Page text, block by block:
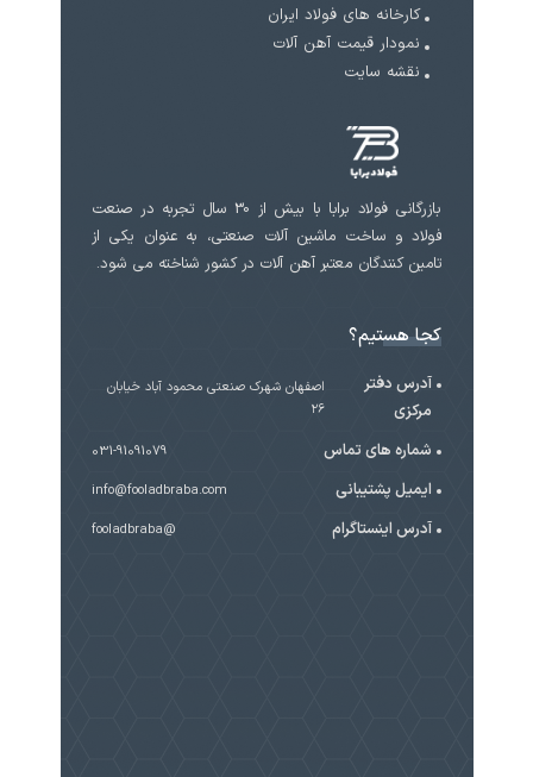
کارخانه های فولاد ایران
نمودار قیمت آهن آلات
نقشه سایت
بازرگانی فولاد برابا با بیش از 30 سال تجربه در صنعت
فولاد و ساخت ماشین آلات صنعتی، به عنوان یکی از
تامین کنندگان معتبر آهن آلات در کشور شناخته می شود.
کجا هستیم؟
آدرس دفتر
مرکزی
اصفهان شهرک صنعتی محمود آباد خیابان
۲۶
شماره های تماس 031-91091079
ایمیل پشتیبانی info@fooladbraba.com
آدرس اینستاگرام @fooladbraba